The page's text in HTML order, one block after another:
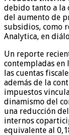
debido tanto a la
del aumento de
subsidios, como
Analytica, en
Un reporte
contempladas en
las cuentas
además de la
impuestos
dinamismo del
una reducción
internos
equivalente al